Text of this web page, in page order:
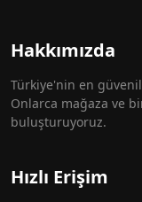
Hakkımızda
Türkiye'nin en
Onlarca mağaza ve
buluşturuyoruz.
Hızlı Erişim